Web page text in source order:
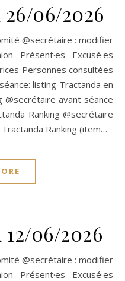
06/2026
Présent·es Excusé·es
Personnes consultées
listing Tractanda en
@secrétaire avant séance
Ranking @secrétaire
Ranking (item…
06/2026
Présent·es Excusé·es